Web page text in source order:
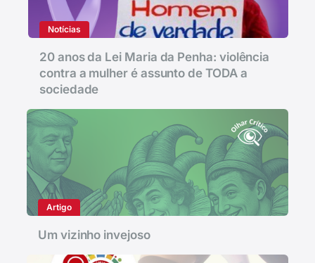
Notícias
20 anos da Lei Maria da Penha: violência
contra a mulher é assunto de TODA a
sociedade
Artigo
Um vizinho invejoso